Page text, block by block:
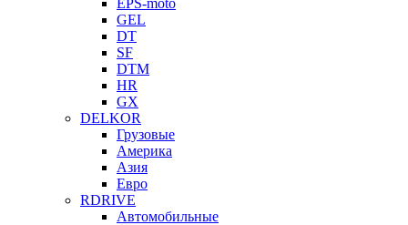
EPS-moto
GEL
DT
SF
DTM
HR
GX
DELKOR
Грузовые
Америка
Азия
Евро
RDRIVE
Автомобильные